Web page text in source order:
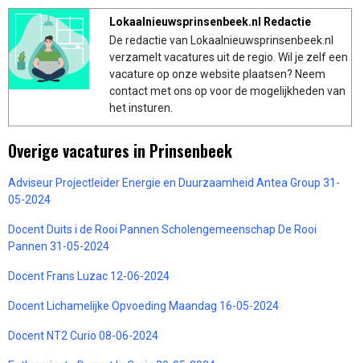
Lokaalnieuwsprinsenbeek.nl Redactie
De redactie van Lokaalnieuwsprinsenbeek.nl
verzamelt vacatures uit de regio. Wil je zelf een
vacature op onze website plaatsen? Neem
contact met ons op voor de mogelijkheden van
het insturen.
Overige vacatures in Prinsenbeek
Adviseur Projectleider Energie en Duurzaamheid Antea Group 31-
05-2024
Docent Duits i de Rooi Pannen Scholengemeenschap De Rooi
Pannen 31-05-2024
Docent Frans Luzac 12-06-2024
Docent Lichamelijke Opvoeding Maandag 16-05-2024
Docent NT2 Curio 08-06-2024